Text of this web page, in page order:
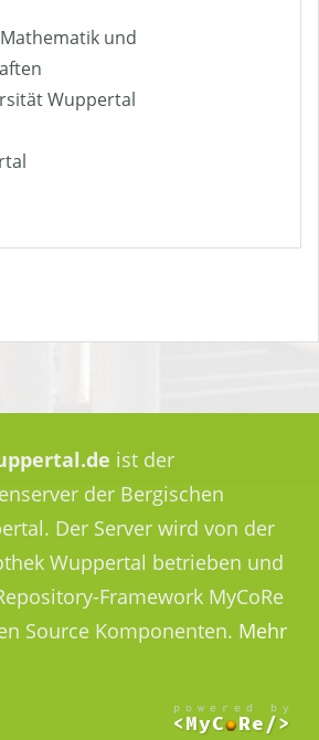
und
Wuppertal
ist der
der Bergischen
Der Server wird von der
Wuppertal betrieben und
Framework MyCoRe
Source Komponenten. Mehr